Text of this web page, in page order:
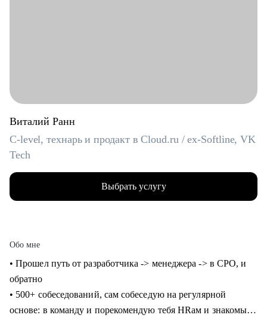
Виталий Ранн
C-level, технарь и продакт в Cloud.ru / ex-Softline, VK
Tech
Выбрать услугу
Обо мне
• Прошел путь от разработчика -> менеджера -> в CPO, и
обратно
• 500+ собеседований, сам собеседую на регулярной
основе: в команду и порекомендую тебя HRам и знакомым